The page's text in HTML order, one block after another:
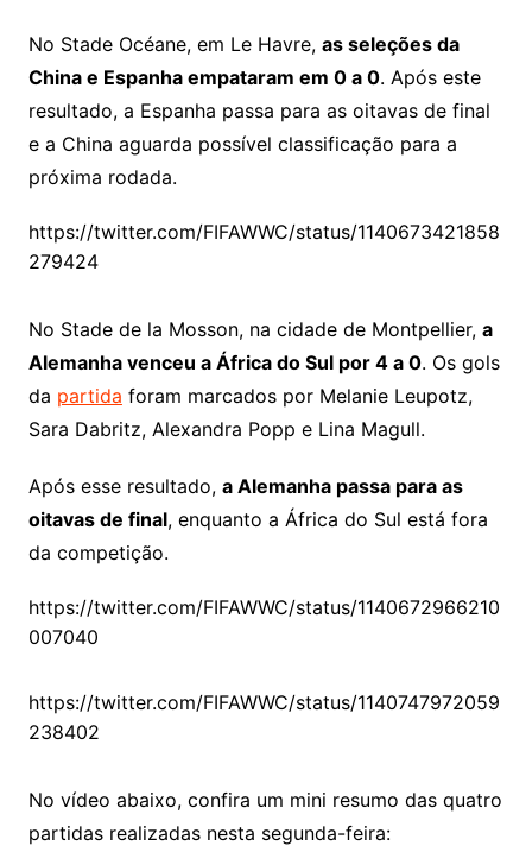
No Stade Océane, em Le Havre, as seleções da
China e Espanha empataram em 0 a 0. Após este
resultado, a Espanha passa para as oitavas de final
e a China aguarda possível classificação para a
próxima rodada.
https://twitter.com/FIFAWWC/status/1140673421858
279424
No Stade de la Mosson, na cidade de Montpellier, a
Alemanha venceu a África do Sul por 4 a 0. Os gols
da partida foram marcados por Melanie Leupotz,
Sara Dabritz, Alexandra Popp e Lina Magull.
Após esse resultado, a Alemanha passa para as
oitavas de final, enquanto a África do Sul está fora
da competição.
https://twitter.com/FIFAWWC/status/1140672966210
007040
https://twitter.com/FIFAWWC/status/1140747972059
238402
No vídeo abaixo, confira um mini resumo das quatro
partidas realizadas nesta segunda-feira: